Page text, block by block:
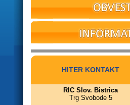
HITER KONTAKT
RIC Slov. Bistrica
Trg Svobode 5